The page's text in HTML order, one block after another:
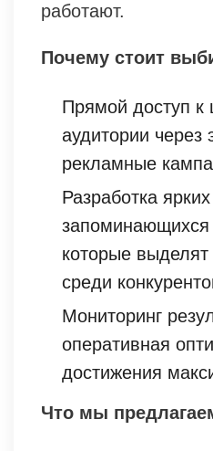
работают.
Почему стоит
Прямой доступ к
аудитории
рекламные
Разработка
запоминающихся
которые
среди
Мониторинг
оперативная
достижения
Что мы